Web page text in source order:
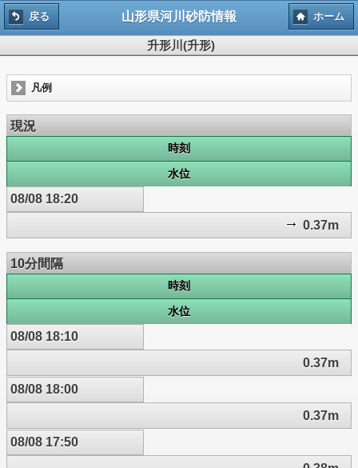
戻る 山形県河川砂防情報 ホーム
升形川(升形)
凡例
現況
時刻
水位
08/08 18:20
0.37m
10分間隔
時刻
水位
08/08 18:10
0.37m
08/08 18:00
0.37m
08/08 17:50